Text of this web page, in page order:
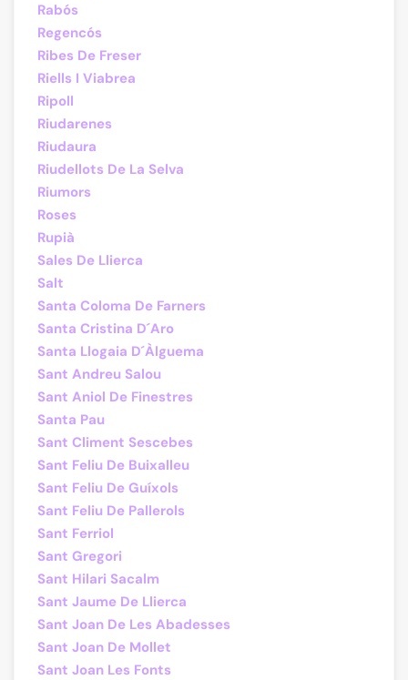
Rabós
Regencós
Ribes De Freser
Riells I Viabrea
Ripoll
Riudarenes
Riudaura
Riudellots De La Selva
Riumors
Roses
Rupià
Sales De Llierca
Salt
Santa Coloma De Farners
Santa Cristina D´Aro
Santa Llogaia D´Àlguema
Sant Andreu Salou
Sant Aniol De Finestres
Santa Pau
Sant Climent Sescebes
Sant Feliu De Buixalleu
Sant Feliu De Guíxols
Sant Feliu De Pallerols
Sant Ferriol
Sant Gregori
Sant Hilari Sacalm
Sant Jaume De Llierca
Sant Joan De Les Abadesses
Sant Joan De Mollet
Sant Joan Les Fonts